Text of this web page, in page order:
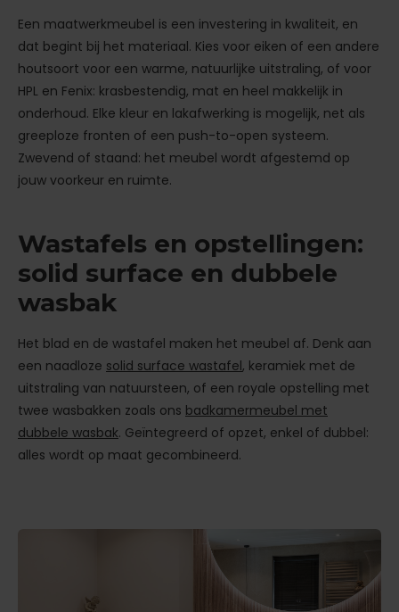
Een maatwerkmeubel is een investering in kwaliteit, en
dat begint bij het materiaal. Kies voor eiken of een andere
houtsoort voor een warme, natuurlijke uitstraling, of voor
HPL en Fenix: krasbestendig, mat en heel makkelijk in
onderhoud. Elke kleur en lakafwerking is mogelijk, net als
greeploze fronten of een push-to-open systeem.
Zwevend of staand: het meubel wordt afgestemd op
jouw voorkeur en ruimte.
Wastafels en opstellingen:
solid surface en dubbele
wasbak
Het blad en de wastafel maken het meubel af. Denk aan
een naadloze solid surface wastafel, keramiek met de
uitstraling van natuursteen, of een royale opstelling met
twee wasbakken zoals ons badkamermeubel met
dubbele wasbak. Geïntegreerd of opzet, enkel of dubbel:
alles wordt op maat gecombineerd.